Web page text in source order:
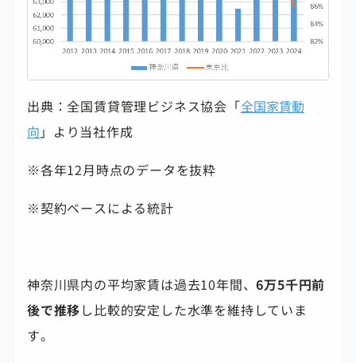
出典：全国賃貸管理ビジネス協会「全国家賃動
向 」より当社作成
※各年12月時点のデータを抜粋
※契約ベースによる統計
神奈川県内の平均家賃は過去10年間、6万5千円前
後で推移し比較的安定した水準を維持していま
す。